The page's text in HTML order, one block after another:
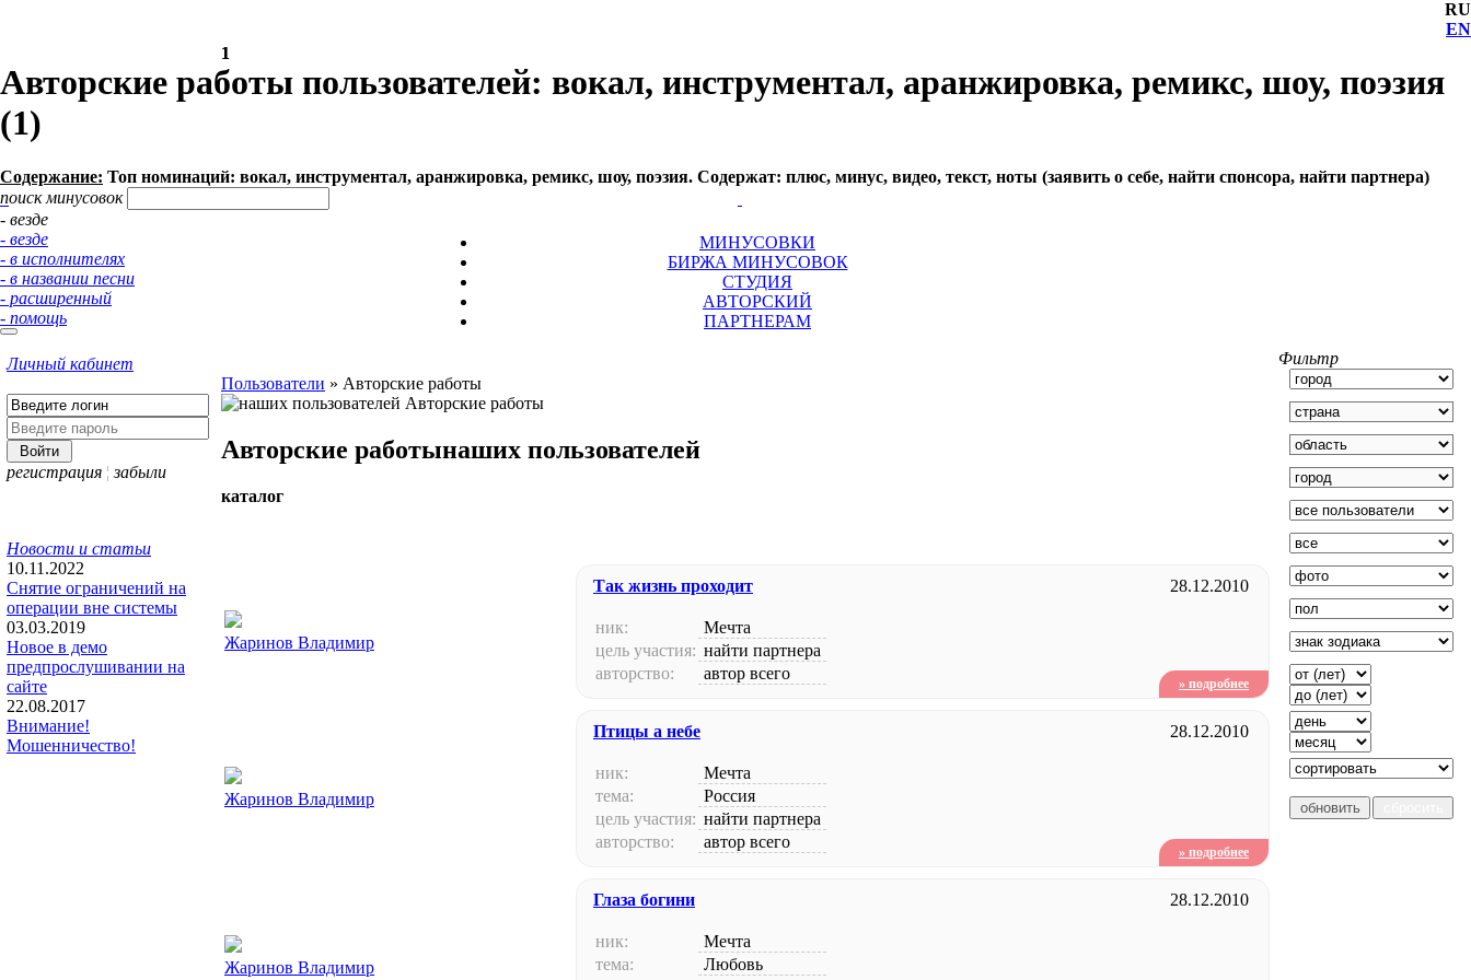
RU
EN
Авторские работы пользователей: вокал, инструментал, аранжировка, ремикс, шоу, поэзия
(1)
Содержание: Топ номинаций: вокал, инструментал, аранжировка, ремикс, шоу, поэзия. Содержат: плюс, минус, видео, текст, ноты (заявить о себе, найти спонсора, найти партнера)
поиск минусовок
- везде
- везде
- в исполнителях
- в названии песни
- расширенный
- помощь
МИНУСОВКИ
БИРЖА МИНУСОВОК
СТУДИЯ
АВТОРСКИЙ
ПАРТНЕРАМ
Личный кабинет
регистрация ¦ забыли
Новости и статьи
10.11.2022
Снятие ограничений на
операции вне системы
03.03.2019
Новое в демо
предпрослушивании на
сайте
22.08.2017
Внимание!
Мошенничество!
Пользователи » Авторские работы
Авторские работынаших пользователей
каталог
1
Жаринов Владимир
28.12.2010
» подробнее
Так жизнь проходит
ник:
Мечта
цель участия: найти партнера
авторство:
автор всего
Жаринов Владимир
28.12.2010
» подробнее
Птицы а небе
ник:
Мечта
тема:
Россия
цель участия: найти партнера
авторство:
автор всего
Жаринов Владимир
28.12.2010
Глаза богини
ник:
Мечта
тема:
Любовь
1
Фильтр